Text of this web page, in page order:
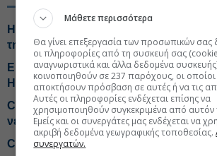
H έκπληξη από την Helleniq Energy-Τα
της ΔΕΗ-Tips για Coca Cola, Alter
Είσοδο στα protein beverages εξετάζει
HBC
Coca-Cola HBC: Κέρδη 524 εκατ. ευρώ
νέο guidance
Coca-Cola και ΑΒ Βασιλόπουλος δίνουν
Μάθετε περισσότερα
Θα γίνει επεξεργασία των προσωπικών σας
οι πληροφορίες από τη συσκευή σας
αναγνωριστικά και άλλα δεδομένα
κοινοποιηθούν σε 237 παρόχους, οι
αποκτήσουν πρόσβαση σε αυτές ή να τις
Αυτές οι πληροφορίες ενδέχεται επίσης να
χρησιμοποιηθούν συγκεκριμένα από αυτόν
Εμείς και οι συνεργάτες μας ενδέχεται να
ακριβή δεδομένα γεωγραφικής τοποθεσίας.
συνεργατών.